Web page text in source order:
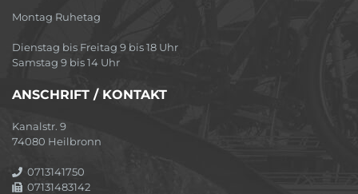
Montag Ruhetag
Dienstag bis Freitag 9 bis 18 Uhr
Samstag 9 bis 14 Uhr
ANSCHRIFT / KONTAKT
Kanalstr. 9
74080 Heilbronn
0713141750
07131483142